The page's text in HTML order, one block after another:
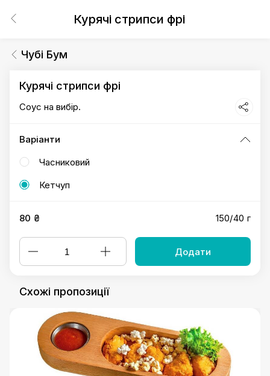
Курячі стрипси фрі
Чубі Бум
Курячі стрипси фрі
Соус на вибір.
Варіанти
Часниковий
Кетчуп
80 ₴ 150/40 г
Додати
Схожі пропозиції